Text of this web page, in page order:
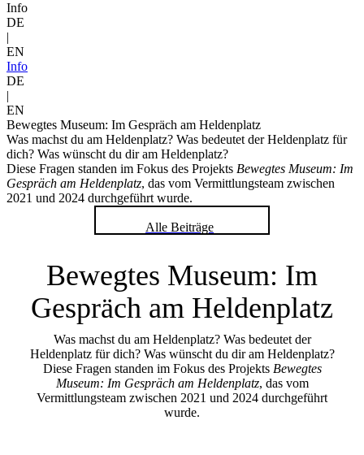
Info
DE
|
EN
Info
DE
|
EN
Bewegtes Museum: Im Gespräch am Heldenplatz
Was machst du am Heldenplatz? Was bedeutet der Heldenplatz für
dich? Was wünscht du dir am Heldenplatz?
Diese Fragen standen im Fokus des Projekts Bewegtes Museum: Im
Gespräch am Heldenplatz, das vom Vermittlungsteam zwischen
2021 und 2024 durchgeführt wurde.
Alle Beiträge
Bewegtes Museum: Im
Gespräch am Heldenplatz
Was machst du am Heldenplatz? Was bedeutet der
Heldenplatz für dich? Was wünscht du dir am Heldenplatz?
Diese Fragen standen im Fokus des Projekts Bewegtes
Museum: Im Gespräch am Heldenplatz, das vom
Vermittlungsteam zwischen 2021 und 2024 durchgeführt
wurde.